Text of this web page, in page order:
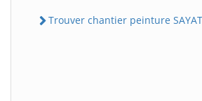
Trouver chantier peinture SAYAT